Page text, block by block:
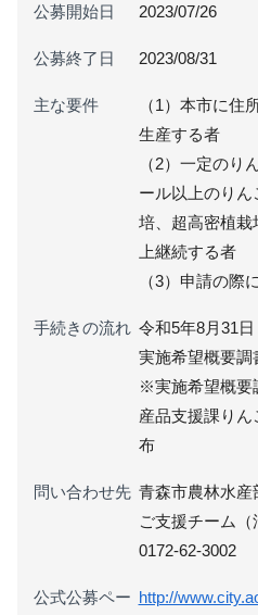
公募開始日 2023/07/26
公募終了日 2023/08/31
主な要件
（1）本市に住
生産する者
（2）一定のり
ール以上のり
培、超高密植栽
上継続する者
（3）申請の際
手続きの流れ 令和5年8月31
実施希望概要調
※実施希望概要
産品支援課り
布
問い合わせ先 青森市農林水産
ご支援チーム（
0172-62-3002
公式公募ペー http://